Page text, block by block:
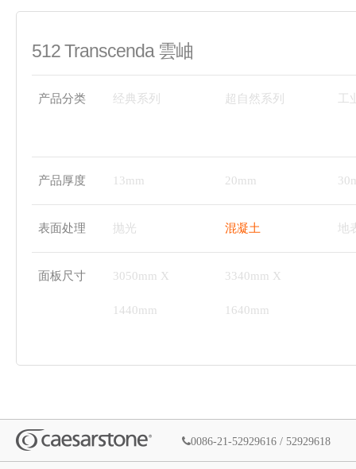
512 Transcenda 雲岫
产品分类 经典系列 超自然系列
产品厚度 13mm 20mm
表面处理 抛光 混凝土 地
面板尺寸 3050mm X
1440mm
3340mm X
1640mm
0086-21-52929616 / 52929618